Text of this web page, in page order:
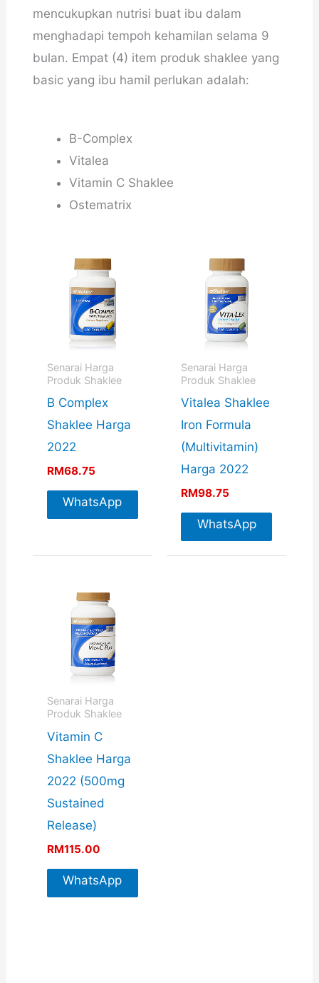
mencukupkan nutrisi buat ibu dalam
menghadapi tempoh kehamilan selama 9
bulan. Empat (4) item produk shaklee yang
basic yang ibu hamil perlukan adalah:
B-Complex
Vitalea
Vitamin C Shaklee
Ostematrix
Senarai Harga
Produk Shaklee
B Complex
Shaklee Harga
2022
RM68.75
WhatsApp
Senarai Harga
Produk Shaklee
Vitalea Shaklee
Iron Formula
(Multivitamin)
Harga 2022
RM98.75
WhatsApp
Senarai Harga
Produk Shaklee
Vitamin C
Shaklee Harga
2022 (500mg
Sustained
Release)
RM115.00
WhatsApp
For More